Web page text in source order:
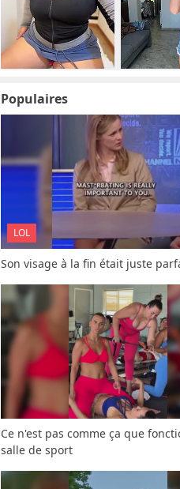
Populaires
LOL
Son visage à la fin était juste
Ce n'est pas comme ça que
salle de sport